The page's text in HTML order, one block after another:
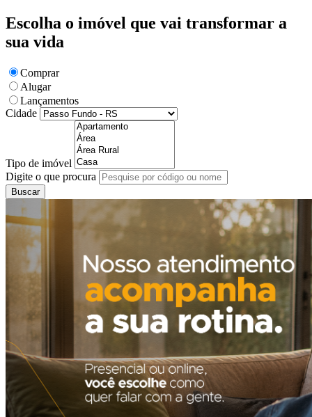
Escolha o imóvel que vai transformar a
sua vida
Comprar
Alugar
Lançamentos
Cidade
Tipo de imóvel
Digite o que procura
Buscar